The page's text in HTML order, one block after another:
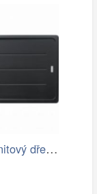
Franke Fragranitový dřez BFG 611, 97x50…